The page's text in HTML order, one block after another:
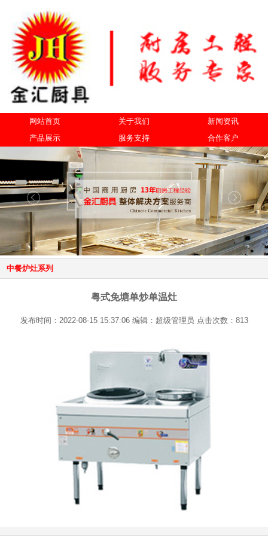
网站首页 关于我们
新闻资讯
产品展示
服务支持 合作客户
中餐炉灶系列
粤式免塘单炒单温灶
发布时间：2022-08-15 15:37:06 编辑：超级管理员 点击次数：813